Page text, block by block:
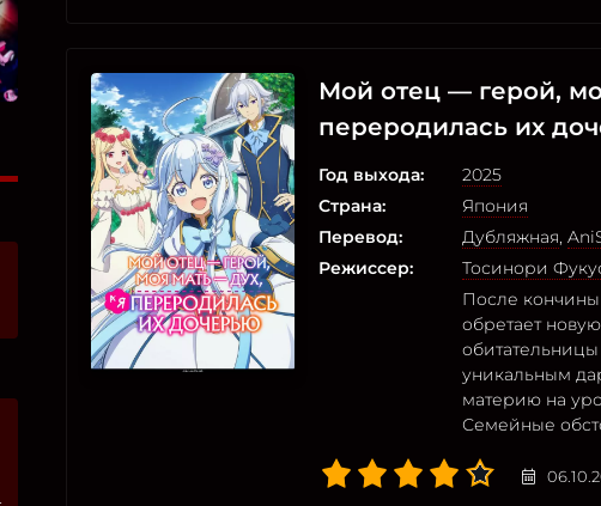
Мой отец — герой,
переродилась их
Год выхода:
2025
Страна:
Япония
Перевод:
Дубляжная,
Режиссер:
Тосинори
После
обретает
уникальным
материю на
Семейные